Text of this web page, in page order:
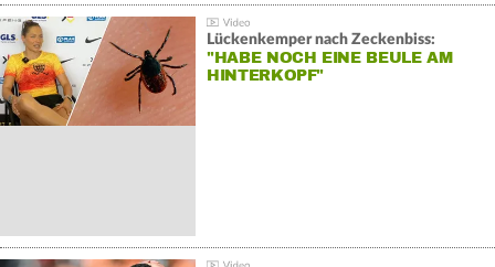
Lückenkemper nach Zeckenbiss:
"HABE NOCH EINE BEULE AM
HINTERKOPF"